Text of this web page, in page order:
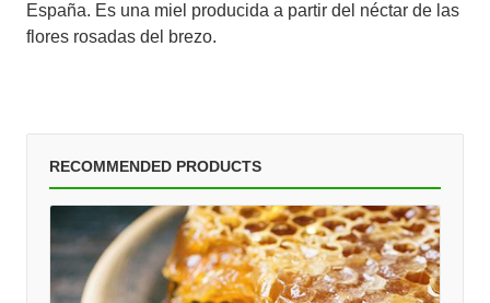
España. Es una miel producida a partir del néctar de las
flores rosadas del brezo.
RECOMMENDED PRODUCTS